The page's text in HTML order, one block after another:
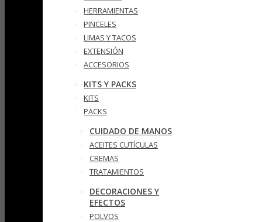
HERRAMIENTAS
PINCELES
LIMAS Y TACOS
EXTENSIÓN
ACCESORIOS
KITS Y PACKS
KITS
PACKS
CUIDADO DE MANOS
ACEITES CUTÍCULAS
CREMAS
TRATAMIENTOS
DECORACIONES Y
EFECTOS
POLVOS